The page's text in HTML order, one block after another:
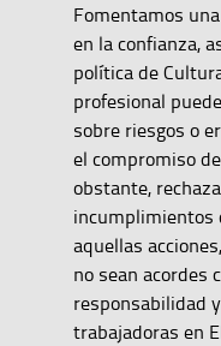
Fomentamos
en la confianza,
política de
profesional
sobre riesgos o
el compromiso
obstante,
incumplimientos
aquellas
no sean acordes
responsabilidad
trabajadoras en